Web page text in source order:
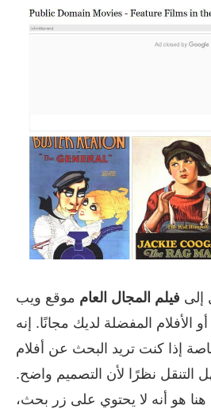
إلى فيلم المجال العام موقع ويب
الأفلام المفضلة لديك مجانًا. إنه
إذا كنت تريد البحث عن أفلام
التنقل نظرًا لأن التصميم واضح.
هنا هو أنه لا يحتوي على زر بحث،